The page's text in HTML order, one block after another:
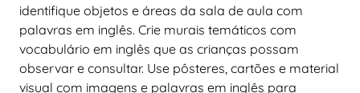
identifique objetos e áreas da sala de aula com
palavras em inglês. Crie murais temáticos com
vocabulário em inglês que as crianças possam
observar e consultar. Use pôsteres, cartões e material
visual com imagens e palavras em inglês para